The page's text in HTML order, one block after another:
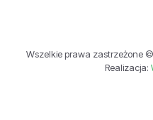
Wszelkie prawa zastrzeżone
Realizacja: